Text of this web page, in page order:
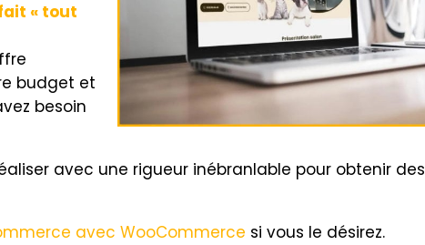
« tout
budget et
besoin
avec une rigueur inébranlable pour obtenir
avec WooCommerce si vous le désirez.